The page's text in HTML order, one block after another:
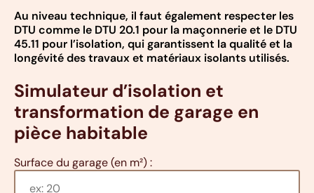
Au niveau technique, il faut également respecter les
DTU comme le DTU 20.1 pour la maçonnerie et le DTU
45.11 pour l’isolation, qui garantissent la qualité et la
longévité des travaux et matériaux isolants utilisés.
Simulateur d’isolation et
transformation de garage en
pièce habitable
Surface du garage (en m²) :